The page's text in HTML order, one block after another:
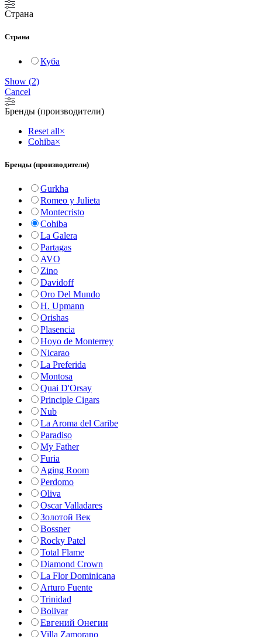
Страна
Страна
Куба
Show (2)
Cancel
Бренды (производители)
Reset all×
Cohiba×
Бренды (производители)
Gurkha
Romeo y Julieta
Montecristo
Cohiba
La Galera
Partagas
AVO
Zino
Davidoff
Oro Del Mundo
H. Upmann
Orishas
Plasencia
Hoyo de Monterrey
Nicarao
La Preferida
Montosa
Quai D'Orsay
Principle Cigars
Nub
La Aroma del Caribe
Paradiso
My Father
Furia
Aging Room
Perdomo
Oliva
Oscar Valladares
Золотой Век
Bossner
Rocky Patel
Total Flame
Diamond Crown
La Flor Dominicana
Arturo Fuente
Trinidad
Bolivar
Евгений Онегин
Villa Zamorano